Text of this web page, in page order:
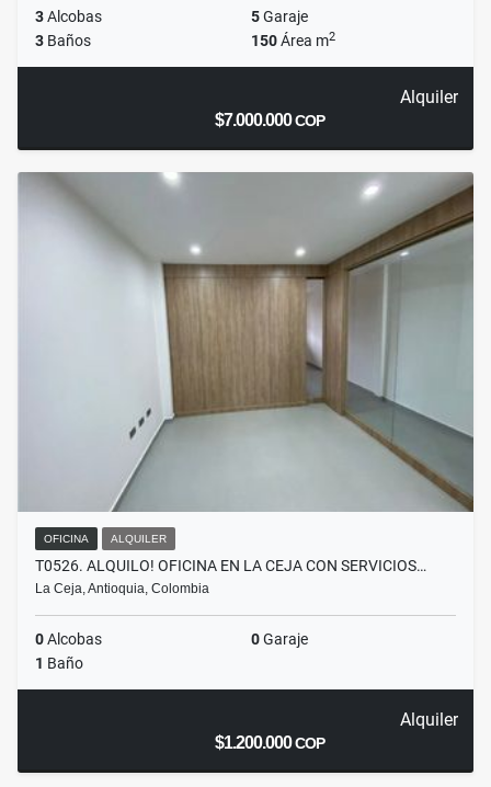
3Alcobas 5Garaje
3 Baños 150Área m2
Alquiler
$7.000.000COP
OFICINA ALQUILER
T0526. ALQUILO! OFICINA EN LA CEJA CON SERVICIOS…
La Ceja, Antioquia, Colombia
0Alcobas 0Garaje
1 Baño
Alquiler
$1.200.000COP